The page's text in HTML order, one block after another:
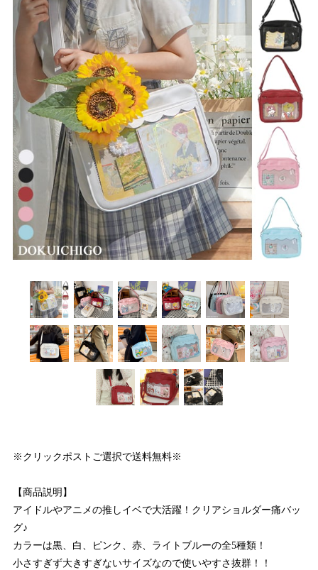
※クリックポストご選択で送料無料※
【商品説明】
アイドルやアニメの推しイベで大活躍！クリアショルダー痛バッ
グ♪
カラーは黒、白、ピンク、赤、ライトブルーの全5種類！
小さすぎず大きすぎないサイズなので使いやすさ抜群！！